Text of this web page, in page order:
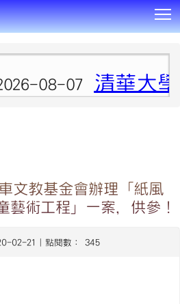
08-07 清華大
文教基金會辦理「紙風
藝術工程」一案，供參！
02-21 | 點閱數： 345